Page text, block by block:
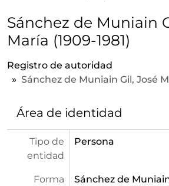
Sánchez de Muniain
María (1909-1981)
Registro de autoridad
Sánchez de Muniain Gil, José
Área de identidad
Tipo de
entidad
Persona
Forma
Sánchez de